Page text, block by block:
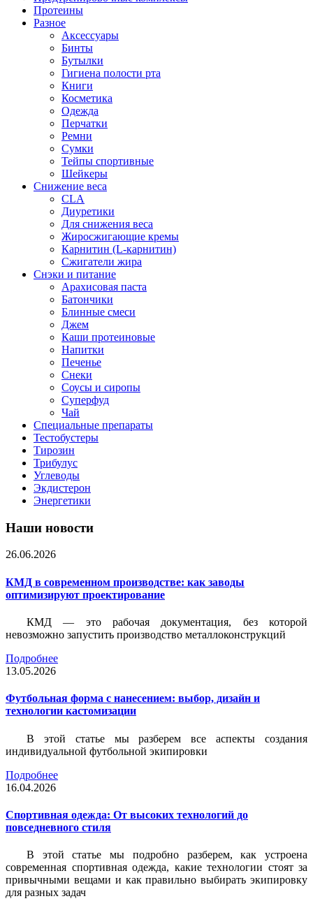
Протеины
Разное
Аксессуары
Бинты
Бутылки
Гигиена полости рта
Книги
Косметика
Одежда
Перчатки
Ремни
Сумки
Тейпы спортивные
Шейкеры
Снижение веса
CLA
Диуретики
Для снижения веса
Жиросжигающие кремы
Карнитин (L-карнитин)
Сжигатели жира
Снэки и питание
Арахисовая паста
Батончики
Блинные смеси
Джем
Каши протеиновые
Напитки
Печенье
Снеки
Соусы и сиропы
Суперфуд
Чай
Специальные препараты
Тестобустеры
Тирозин
Трибулус
Углеводы
Экдистерон
Энергетики
Наши новости
26.06.2026
КМД в современном производстве: как заводы
оптимизируют проектирование
КМД — это рабочая документация, без которой
невозможно запустить производство металлоконструкций
Подробнее
13.05.2026
Футбольная форма с нанесением: выбор, дизайн и
технологии кастомизации
В этой статье мы разберем все аспекты создания
индивидуальной футбольной экипировки
Подробнее
16.04.2026
Спортивная одежда: От высоких технологий до
повседневного стиля
В этой статье мы подробно разберем, как устроена
современная спортивная одежда, какие технологии стоят за
привычными вещами и как правильно выбирать экипировку
для разных задач